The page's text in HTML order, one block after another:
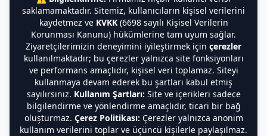
saklamamaktadır. Sitemiz, kullanıcıların kişisel verilerini
kaydetmez ve KVKK(6698 sayılı Kişisel Verilerin
Korunması Kanunu) hükümlerine tam uyum sağlar.
Ziyaretçilerimizin deneyimini iyileştirmek için çerezler
kullanılmaktadır; bu çerezler yalnızca site fonksiyonları
ve performans amaçlıdır, kişisel veri toplamaz. Siteyi
kullanmaya devam ederek bu şartları kabul etmiş
sayılırsınız. Kullanım Şartları: Site ve içerikleri sadece
bilgilendirme ve yönlendirme amaçlıdır, ticari bir bağ
oluşturmaz. Çerez Politikası: Çerezler yalnızca anonim
kullanım verilerini toplar ve üçüncü kişilerle paylaşılmaz.